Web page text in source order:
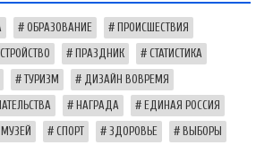
ОБРАЗОВАНИЕ ПРОИСШЕСТВИЯ
ПРАЗДНИК СТАТИСТИКА
ТУРИЗМ ДИЗАЙН ВОВРЕМЯ
НАГРАДА ЕДИНАЯ РОССИЯ
МУЗЕЙ СПОРТ ЗДОРОВЬЕ ВЫБОРЫ